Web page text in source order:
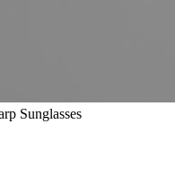
Sunglasses